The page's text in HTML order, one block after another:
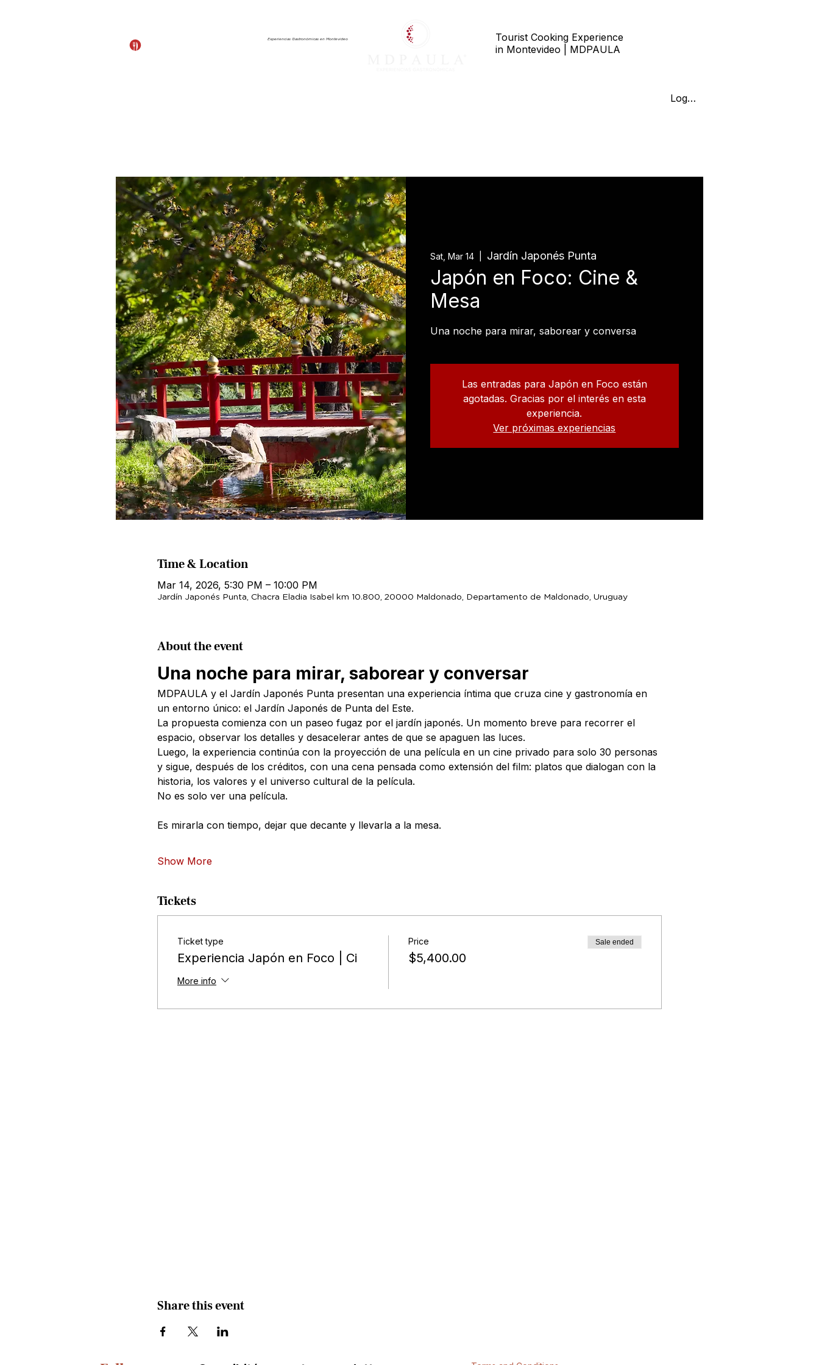
Experiencias Gastronómicas en Montevideo
Tourist Cooking Experience
in Montevideo | MDPAULA
Log In
Sat, Mar 14
  |
Jardín Japonés Punta
Japón en Foco: Cine &
Mesa
Una noche para mirar, saborear y conversa
Las entradas para Japón en Foco están
agotadas. Gracias por el interés en esta
experiencia.
Ver próximas experiencias
Time & Location
Mar 14, 2026, 5:30 PM – 10:00 PM
Jardín Japonés Punta, Chacra Eladia Isabel km 10.800, 20000 Maldonado, Departamento de Maldonado, Uruguay
About the event
Una noche para mirar, saborear y conversar
MDPAULA y el Jardín Japonés Punta presentan una experiencia íntima que cruza cine y gastronomía en
un entorno único: el Jardín Japonés de Punta del Este.
La propuesta comienza con un paseo fugaz por el jardín japonés. Un momento breve para recorrer el
espacio, observar los detalles y desacelerar antes de que se apaguen las luces.
Luego, la experiencia continúa con la proyección de una película en un cine privado para solo 30 personas
y sigue, después de los créditos, con una cena pensada como extensión del film: platos que dialogan con la
historia, los valores y el universo cultural de la película.
No es solo ver una película.
Es mirarla con tiempo, dejar que decante y llevarla a la mesa.
Show More
Tickets
Ticket type
Experiencia Japón en Foco | Ci
More info
Price
$5,400.00
Sale ended
Share this event